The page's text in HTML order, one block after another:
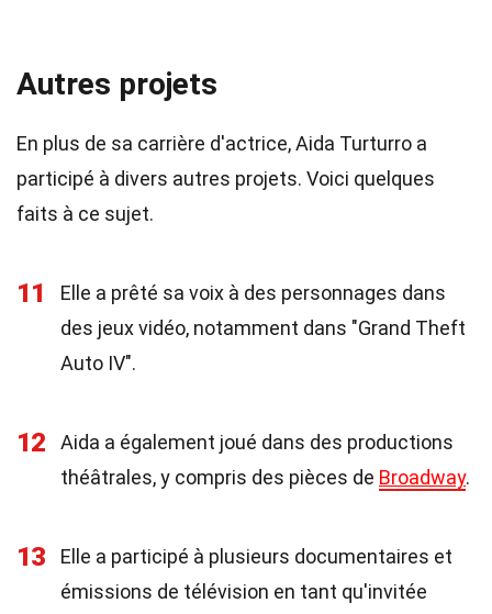
Autres projets
En plus de sa carrière d'actrice, Aida Turturro a
participé à divers autres projets. Voici quelques
faits à ce sujet.
11
Elle a prêté sa voix à des personnages dans
des jeux vidéo, notamment dans "Grand Theft
Auto IV".
12
Aida a également joué dans des productions
théâtrales, y compris des pièces de Broadway.
13
Elle a participé à plusieurs documentaires et
émissions de télévision en tant qu'invitée